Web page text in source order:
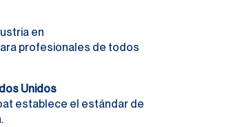
en
profesionales de todos
Unidos
establece el estándar de